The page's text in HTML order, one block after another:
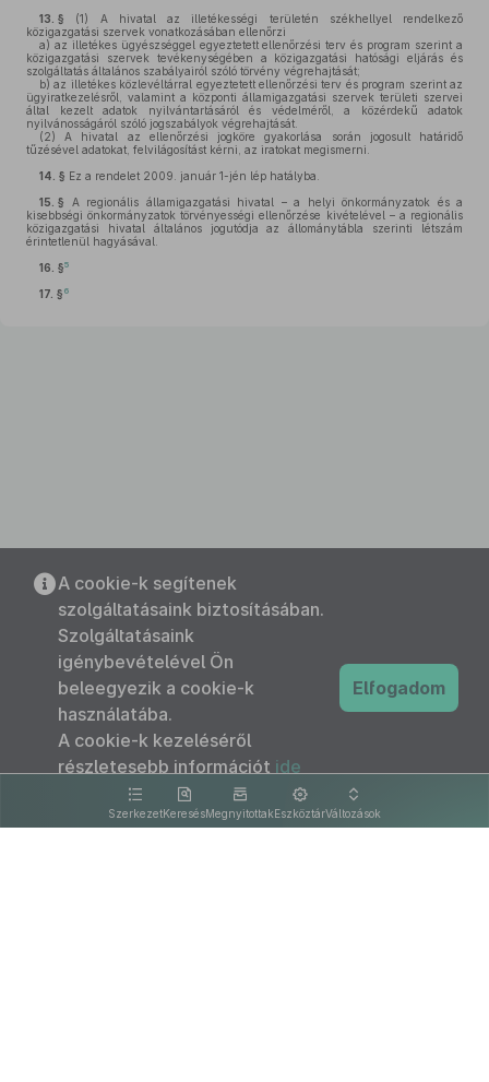
13. § (1)
A hivatal az illetékességi területén székhellyel rendelkező
közigazgatási szervek vonatkozásában ellenőrzi
a) az illetékes ügyészséggel egyeztetett ellenőrzési terv és program szerint a
közigazgatási szervek tevékenységében a közigazgatási hatósági eljárás és
szolgáltatás általános szabályairól szóló törvény végrehajtását;
b) az illetékes közlevéltárral egyeztetett ellenőrzési terv és program szerint az
ügyiratkezelésről, valamint a központi államigazgatási szervek területi szervei
által kezelt adatok nyilvántartásáról és védelméről, a közérdekű adatok
nyilvánosságáról szóló jogszabályok végrehajtását.
(2) A hivatal az ellenőrzési jogköre gyakorlása során jogosult határidő
tűzésével adatokat, felvilágosítást kérni, az iratokat megismerni.
14. § Ez a rendelet 2009. január 1-jén lép hatályba.
15. § A regionális államigazgatási hivatal – a helyi önkormányzatok és a
kisebbségi önkormányzatok törvényességi ellenőrzése kivételével – a regionális
közigazgatási hivatal általános jogutódja az állománytábla szerinti létszám
érintetlenül hagyásával.
16. §5
17. § 6
SzerkezetKeresésMegnyitottakEszköztárVáltozások
A cookie-k segítenek
szolgáltatásaink biztosításában.
Szolgáltatásaink
igénybevételével Ön
beleegyezik a cookie-k
használatába.
A cookie-k kezeléséről
részletesebb információt ide
kattintva olvashat.
Elfogadom